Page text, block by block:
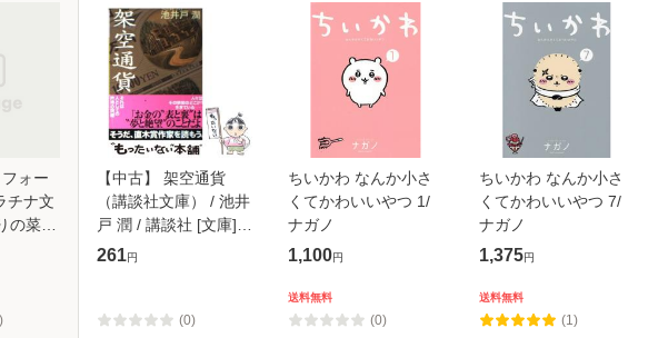
フォー
チナ文
の菜櫻
[文
【中古】 架空通貨
（講談社文庫） / 池井
戸 潤 / 講談社 [文庫]
【メール便送料無料】
261円
(0)
ちいかわ なんか小さ
くてかわいいやつ 1/
ナガノ
1,100円
送料無料
(0)
ちいかわ なんか小さ
くてかわいいやつ 7/
ナガノ
1,375円
送料無料
(1)